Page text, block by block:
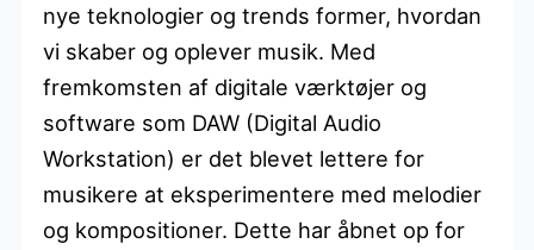
nye teknologier og trends former, hvordan
vi skaber og oplever musik. Med
fremkomsten af digitale værktøjer og
software som DAW (Digital Audio
Workstation) er det blevet lettere for
musikere at eksperimentere med melodier
og kompositioner. Dette har åbnet op for